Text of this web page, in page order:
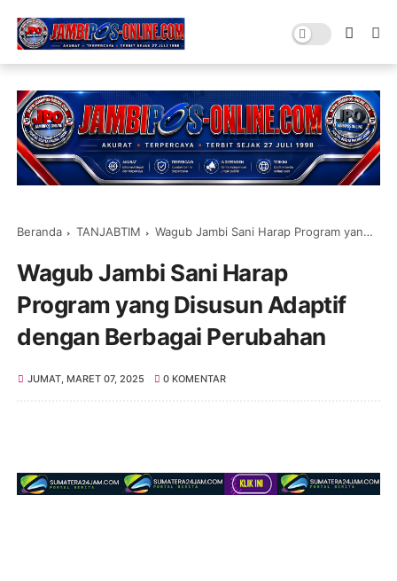
Beranda TANJABTIM Wagub Jambi Sani Harap Program yang Disusun Adaptif dengan Berbagai Perubahan
Wagub Jambi Sani Harap
Program yang Disusun Adaptif
dengan Berbagai Perubahan
JUMAT, MARET 07, 2025 0 KOMENTAR